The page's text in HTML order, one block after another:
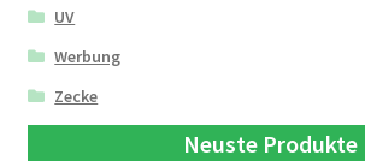
UV
Werbung
Zecke
Neuste Produkte